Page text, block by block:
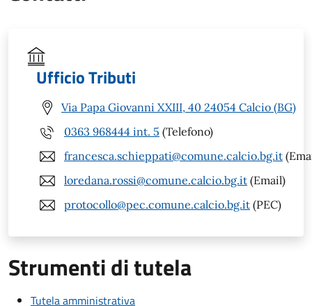
Ufficio Tributi
Via Papa Giovanni XXIII, 40 24054 Calcio (BG)
0363 968444 int. 5 (Telefono)
francesca.schieppati@comune.calcio.bg.it
loredana.rossi@comune.calcio.bg.it (Email)
protocollo@pec.comune.calcio.bg.it (PEC)
Strumenti di tutela
Tutela amministrativa